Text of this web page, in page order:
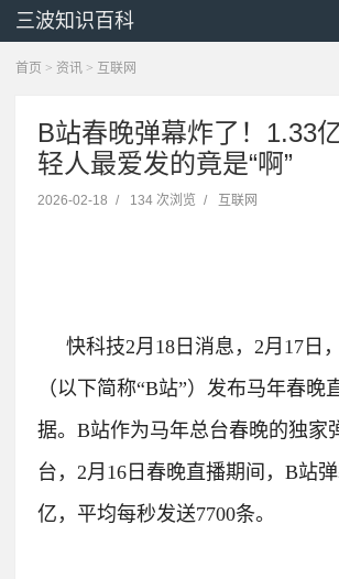
三波知识百科
首页 > 资讯 > 互联网
B站春晚弹幕炸了！1.33
轻人最爱发的竟是“啊”
2026-02-18 / 134 次浏览 / 互联网
快科技2月18日消息，2月17日
（以下简称“B站”）发布马年春晚
据。 B站作为马年总台春晚的独家
台，2月16日春晚直播期间，B站
亿，平均每秒发送7700条。